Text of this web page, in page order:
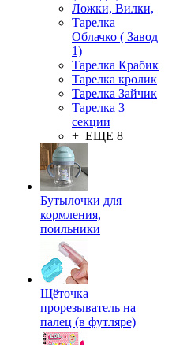
Ложки, Вилки,
Тарелка
Облачко ( Завод
1)
Тарелка Крабик
Тарелка кролик
Тарелка Зайчик
Тарелка 3
секции
+ ЕЩЕ 8
Бутылочки для
кормления,
поильники
Щёточка
прорезыватель на
палец (в футляре)